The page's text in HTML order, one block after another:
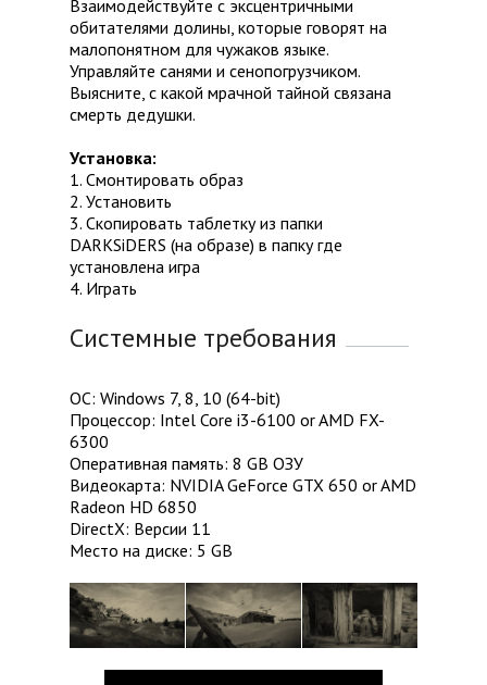
Взаимодействуйте с эксцентричными
обитателями долины, которые говорят на
малопонятном для чужаков языке.
Управляйте санями и сенопогрузчиком.
Выясните, с какой мрачной тайной связана
смерть дедушки.
Установка:
1. Смонтировать образ
2. Установить
3. Скопировать таблетку из папки
DARKSiDERS (на образе) в папку где
установлена игра
4. Играть
Системные требования
ОС: Windows 7, 8, 10 (64-bit)
Процессор: Intel Core i3-6100 or AMD FX-
6300
Оперативная память: 8 GB ОЗУ
Видеокарта: NVIDIA GeForce GTX 650 or AMD
Radeon HD 6850
DirectX: Версии 11
Место на диске: 5 GB